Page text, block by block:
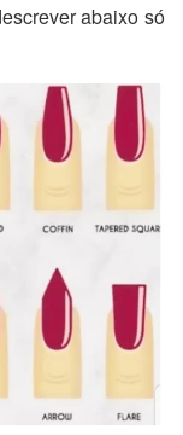
abaixo só